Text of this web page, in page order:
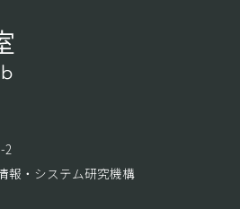
2
・システム研究機構